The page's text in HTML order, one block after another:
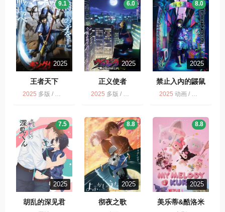
2025
王者天下
9.1
2025 多版 / 战争 / 历史 / 动画
2025
正义使者
6.0
2025 多版 / 动画
2025
禁止入內的鼹鼠
8.0
2025 动画 / 多版 / 禁止入內的鼹鼠
2025
胡乱的深见君
7.5
2025
彻夜之歌
8.8
2025
美乐蒂&酷洛米
8.8